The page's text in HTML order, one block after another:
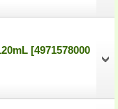
[4971578000